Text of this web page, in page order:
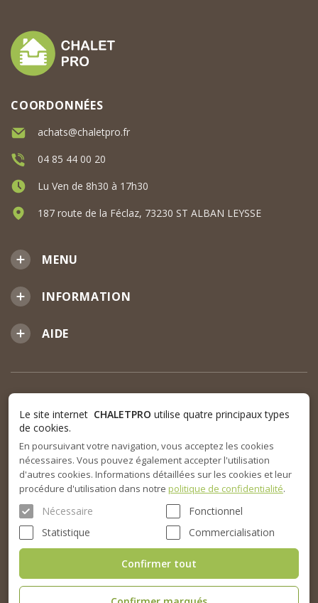
MENU
INFORMATION
AIDE
COORDONNÉES
achats@chaletpro.fr
04 85 44 00 20
Lu Ven de 8h30 à 17h30
187 route de la Féclaz, 73230 ST ALBAN LEYSSE
Le site internet CHALETPRO utilise quatre principaux types
de cookies.
En poursuivant votre navigation, vous acceptez les cookies
nécessaires. Vous pouvez également accepter l'utilisation
d'autres cookies. Informations détaillées sur les cookies et leur
procédure d'utilisation dans notre politique de confidentialité.
Nécessaire
Fonctionnel
Statistique
Commercialisation
Confirmer tout